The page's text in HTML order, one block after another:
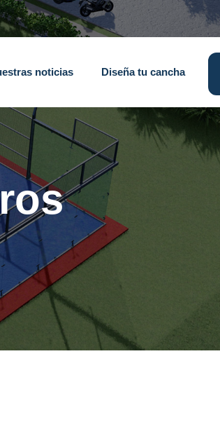
noticias Diseña tu cancha